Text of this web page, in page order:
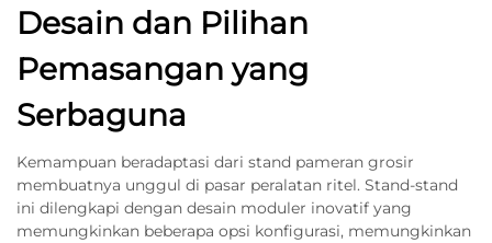
Desain dan Pilihan
Pemasangan yang
Serbaguna
Kemampuan beradaptasi dari stand pameran grosir
membuatnya unggul di pasar peralatan ritel. Stand-stand
ini dilengkapi dengan desain moduler inovatif yang
memungkinkan beberapa opsi konfigurasi, memungkinkan